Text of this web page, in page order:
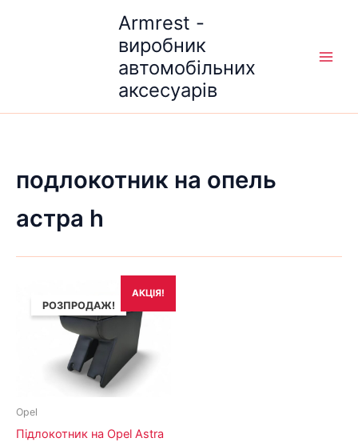
Armrest -
виробник
автомобільних
аксесуарів
подлокотник на опель
астра h
АКЦІЯ!
РОЗПРОДАЖ!
Opel
Підлокотник на Opel Astra
ціна:
1,690₴.
ціна:
1,490₴.